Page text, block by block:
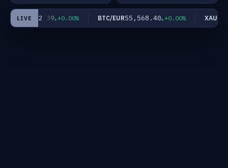
LIVE
JPY182.39 +0.00% BTC/EUR55,568.40 +0.00% XAU/EUR